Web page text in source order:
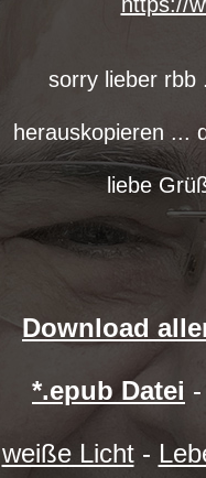
sorry lieber rbb
herauskopieren ...
liebe
Download
*.epub Datei -
weiße Licht-